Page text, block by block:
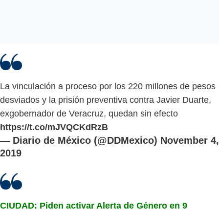
La vinculación a proceso por los 220 millones de pesos
desviados y la prisión preventiva contra Javier Duarte,
exgobernador de Veracruz, quedan sin efecto
https://t.co/mJVQCKdRzB
— Diario de México (@DDMexico) November 4,
2019
CIUDAD: Piden activar Alerta de Género en 9